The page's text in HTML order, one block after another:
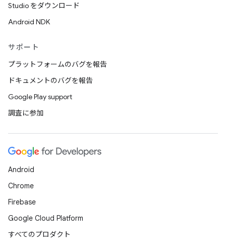
Studio をダウンロード
Android NDK
サポート
プラットフォームのバグを報告
ドキュメントのバグを報告
Google Play support
調査に参加
Android
Chrome
Firebase
Google Cloud Platform
すべてのプロダクト